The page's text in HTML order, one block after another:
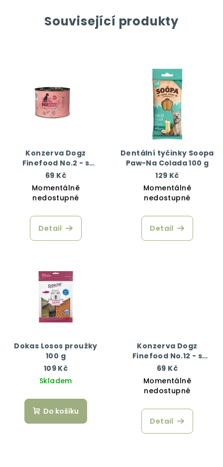
Související produkty
Konzerva Dogz
Finefood No.2 - s
hovězím masem 200 g
69 Kč
Momentálně
nedostupné
Detail
Dentální tyčinky Soopa
Paw-Na Colada 100 g
129 Kč
Momentálně
nedostupné
Detail
Dokas Losos proužky
100 g
109 Kč
Skladem
Do košíku
Konzerva Dogz
Finefood No.12 - s
kuřecím a bažantím
masem 200 g
69 Kč
Momentálně
nedostupné
Detail